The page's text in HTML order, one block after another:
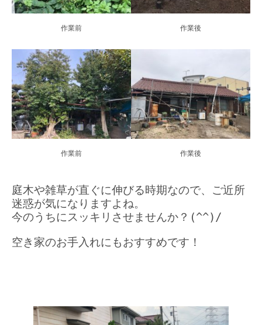
作業前 作業後
作業前 作業後
庭木や雑草が直ぐに伸びる時期なので、ご近所
迷惑が気になりますよね。
今のうちにスッキリさせませんか？(^^)/
空き家のお手入れにもおすすめです！